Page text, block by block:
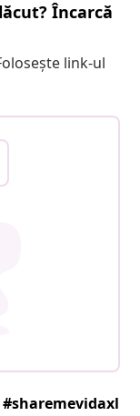
Încarcă
link-ul